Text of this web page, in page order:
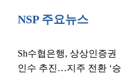
NSP 주요뉴스
Sh수협은행, 상상인증권
인수 추진…지주 전환 ‘승